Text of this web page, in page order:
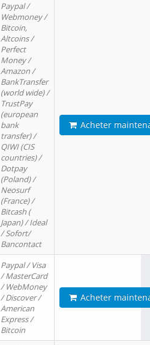
Paypal /
Webmoney /
Bitcoin,
Altcoins /
Perfect
Money /
Amazon /
BankTransfer
(world wide) /
TrustPay
(european
bank
transfer) /
QIWI (CIS
countries) /
Dotpay
(Poland) /
Neosurf
(France) /
Bitcash (
Japan) / Ideal
/ Sofort/
Bancontact
Acheter
Paypal / Visa
/ MasterCard
/ WebMoney
/ Discover /
American
Express /
Bitcoin
Acheter